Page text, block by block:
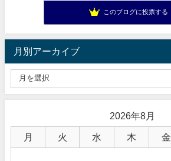
このブログに投票する
月別アーカイブ
2026年8月
月 火 水 木 金